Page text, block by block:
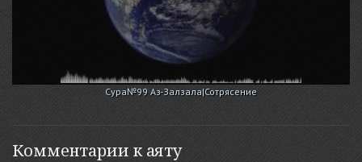
Сура№99 Аз-Залзала|Сотрясение
Комментарии к аяту